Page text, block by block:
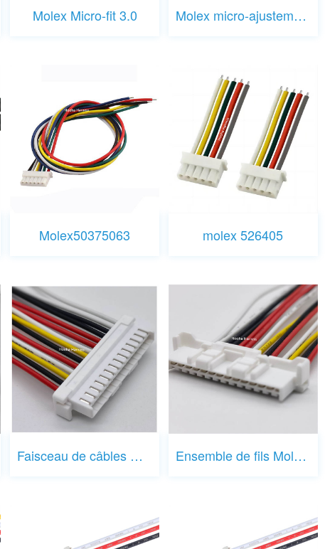
Molex Micro-fit 3.0 Molex micro-ajustement 3.0
Molex50375063 molex 526405
Faisceau de câbles Molex 502439-1400 Ensemble de fils Molex 502439-1400